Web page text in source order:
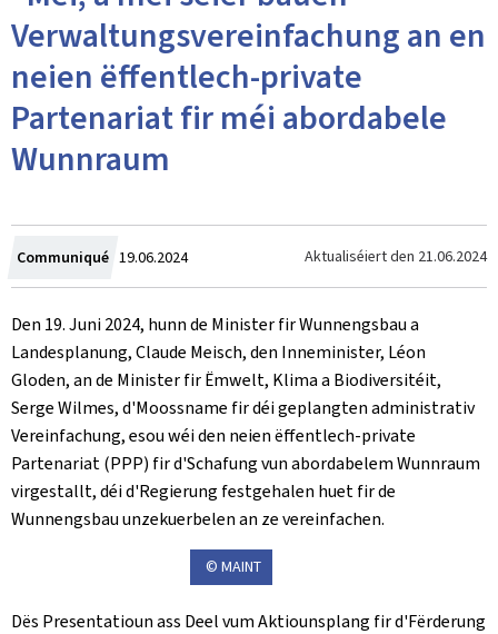
Verwaltungsvereinfachung an en
neien ëffentlech-private
Partenariat fir méi abordabele
Wunnraum
Communiqué Created
on
19.06.2024 Aktualiséiert den 21.06.2024
Den 19. Juni 2024, hunn de Minister fir Wunnengsbau a
Landesplanung, Claude Meisch, den Inneminister, Léon
Gloden, an de Minister fir Ëmwelt, Klima a Biodiversitéit,
Serge Wilmes, d'Moossname fir déi geplangten administrativ
Vereinfachung, esou wéi den neien ëffentlech-private
Partenariat (PPP) fir d'Schafung vun abordabelem Wunnraum
virgestallt, déi d'Regierung festgehalen huet fir de
Wunnengsbau unzekuerbelen an ze vereinfachen.
© MAINT
Dës Presentatioun ass Deel vum Aktiounsplang fir d'Fërderung